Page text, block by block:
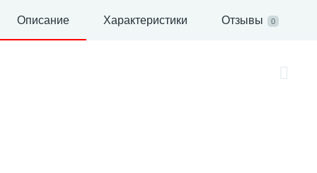
Описание Характеристики Отзывы 0